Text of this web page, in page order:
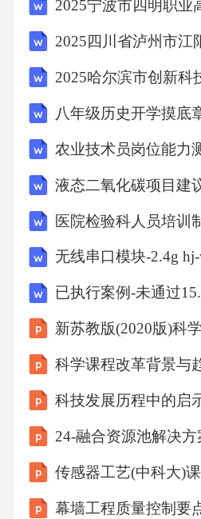
农业技术员岗位能力
液态二氧化碳项目建
医院检验科人员培训
无线串口模块-2.4g
已执行案例-未通过
科学课程改革背景与
科技发展历程中的启
传感器工艺(中科大)
幕墙工程质量控制要